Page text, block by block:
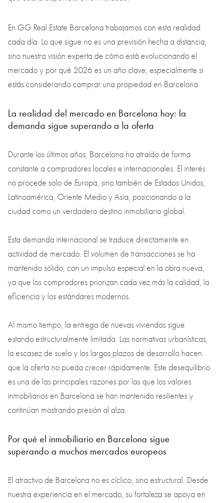
En GG Real Estate Barcelona trabajamos con esta realidad
cada día. Lo que sigue no es una previsión hecha a distancia,
sino nuestra visión experta de cómo está evolucionando el
mercado y por qué 2026 es un año clave, especialmente si
estás considerando comprar una propiedad en Barcelona.
La realidad del mercado en Barcelona hoy: la
demanda sigue superando a la oferta
Durante los últimos años, Barcelona ha atraído de forma
constante a compradores locales e internacionales. El interés
no procede solo de Europa, sino también de Estados Unidos,
Latinoamérica, Oriente Medio y Asia, posicionando a la
ciudad como un verdadero destino inmobiliario global.
Esta demanda internacional se traduce directamente en
actividad de mercado. El volumen de transacciones se ha
mantenido sólido, con un impulso especial en la obra nueva,
ya que los compradores priorizan cada vez más la calidad, la
eficiencia y los estándares modernos.
Al mismo tiempo, la entrega de nuevas viviendas sigue
estando estructuralmente limitada. Las normativas urbanísticas,
la escasez de suelo y los largos plazos de desarrollo hacen
que la oferta no pueda crecer rápidamente. Este desequilibrio
es una de las principales razones por las que los valores
inmobiliarios en Barcelona se han mantenido resilientes y
continúan mostrando presión al alza.
Por qué el inmobiliario en Barcelona sigue
superando a muchos mercados europeos
El atractivo de Barcelona no es cíclico, sino estructural. Desde
nuestra experiencia en el mercado, su fortaleza se apoya en